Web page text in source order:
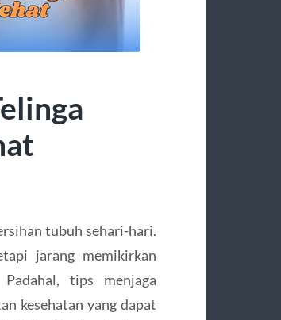
tubuh sehari-hari.
jarang memikirkan
tips menjaga
kesehatan yang dapat